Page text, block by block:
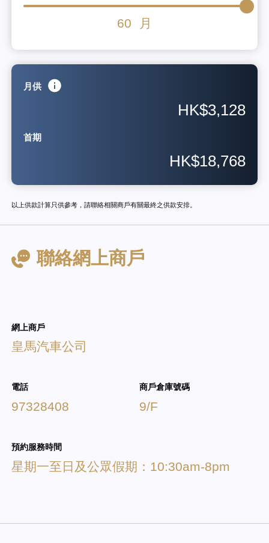
60 月
月供
HK$3,128
首期
HK$18,768
以上供款計算只供參考，請聯絡相關商戶有關最終之供款安排。
聯絡網上商戶
網上商戶
皇馬汽車公司
電話
97328408
商戶倉庫號碼
9/F
預約服務時間
星期一至日及公眾假期：10:30am-8pm